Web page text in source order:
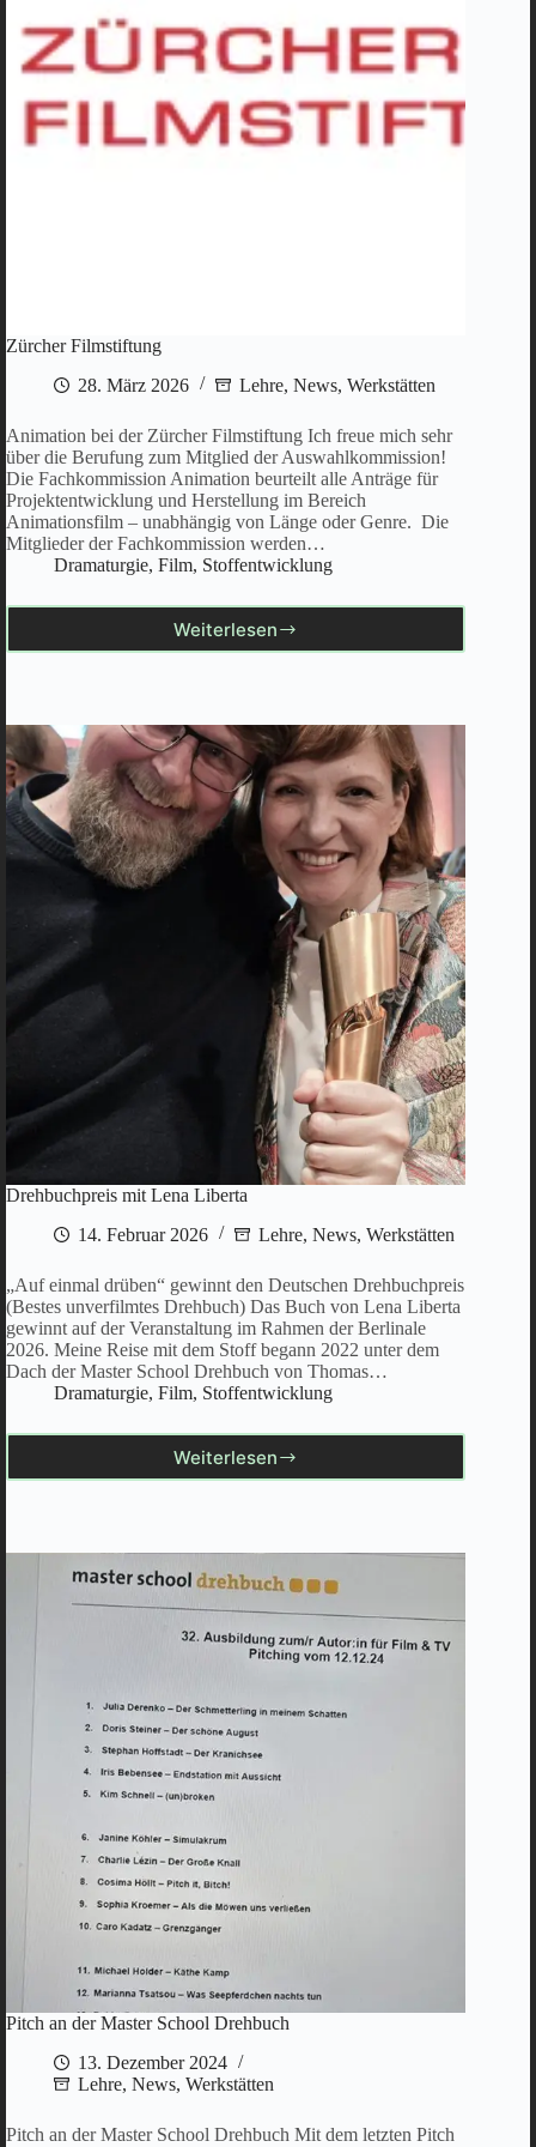
Zürcher Filmstiftung
28. März 2026
Lehre, News, Werkstätten
Animation bei der Zürcher Filmstiftung Ich freue mich sehr
über die Berufung zum Mitglied der Auswahlkommission!
Die Fachkommission Animation beurteilt alle Anträge für
Projektentwicklung und Herstellung im Bereich
Animationsfilm – unabhängig von Länge oder Genre. Die
Mitglieder der Fachkommission werden…
Dramaturgie, Film, Stoffentwicklung
Weiterlesen
Zürcher
Drehbuchpreis mit Lena Liberta
14. Februar 2026
Lehre, News, Werkstätten
„Auf einmal drüben“ gewinnt den Deutschen Drehbuchpreis
(Bestes unverfilmtes Drehbuch) Das Buch von Lena Liberta
gewinnt auf der Veranstaltung im Rahmen der Berlinale
2026. Meine Reise mit dem Stoff begann 2022 unter dem
Dach der Master School Drehbuch von Thomas…
Dramaturgie, Film, Stoffentwicklung
WeiterlesenDrehbuchpreis
Pitch an der Master School Drehbuch
13. Dezember 2024
Lehre, News, Werkstätten
Pitch an der Master School Drehbuch Mit dem letzten Pitch